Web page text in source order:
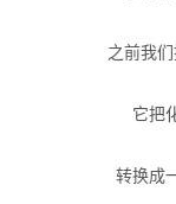
之前我
它把
转换成